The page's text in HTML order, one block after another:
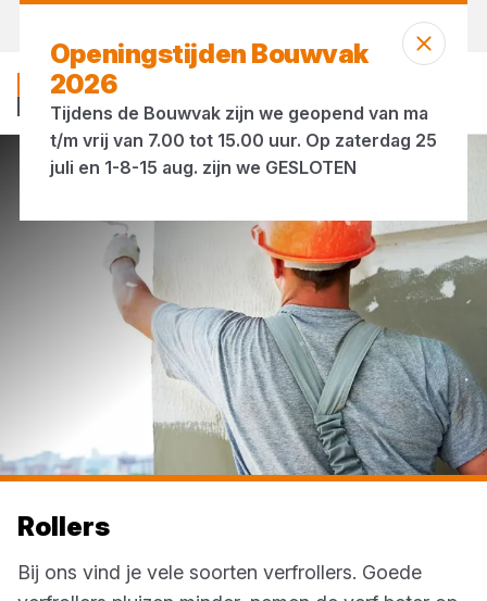
Rollers
Bij ons vind je vele soorten verfrollers. Goede
Openingstijden Bouwvak
2026
Tijdens de Bouwvak zijn we geopend van ma
t/m vrij van 7.00 tot 15.00 uur. Op zaterdag 25
juli en 1-8-15 aug. zijn we GESLOTEN